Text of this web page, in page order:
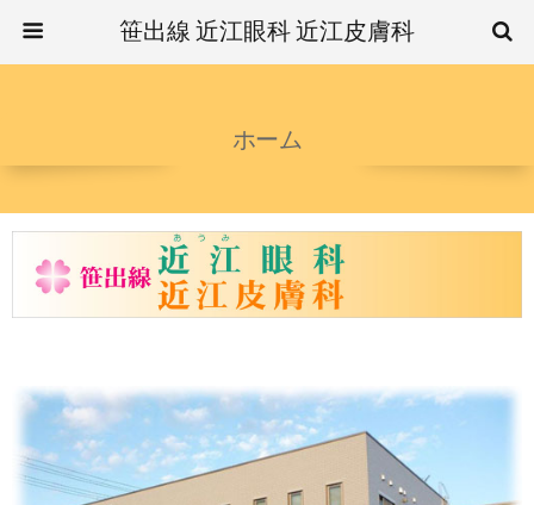
笹出線 近江眼科 近江皮膚科
ホーム